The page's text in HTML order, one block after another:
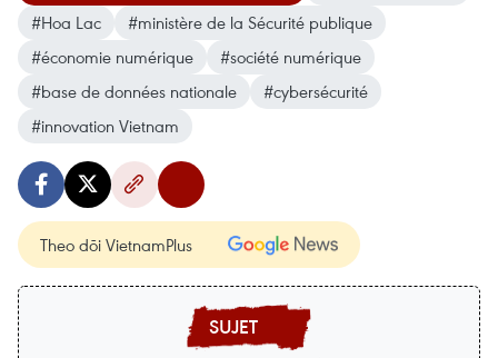
#Hoa Lac
#ministère de la Sécurité publique
#économie numérique
#société numérique
#base de données nationale
#cybersécurité
#innovation Vietnam
Theo dõi VietnamPlus